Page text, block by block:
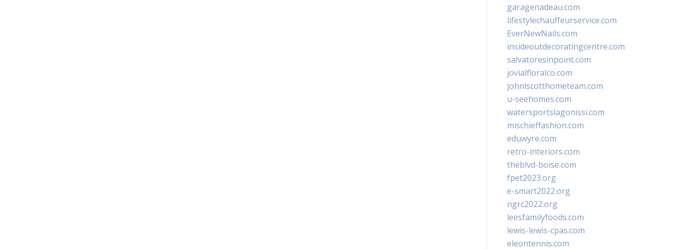
garagenadeau.com
lifestylechauffeurservice.com
EverNewNails.com
insideoutdecoratingcentre.com
salvatoresinpoint.com
jovialfloralco.com
johnlscotthometeam.com
u-seehomes.com
watersportslagonissi.com
mischieffashion.com
eduwyre.com
retro-interiors.com
theblvd-boise.com
fpet2023.org
e-smart2022.org
ngrc2022.org
leesfamilyfoods.com
lewis-lewis-cpas.com
eleontennis.com